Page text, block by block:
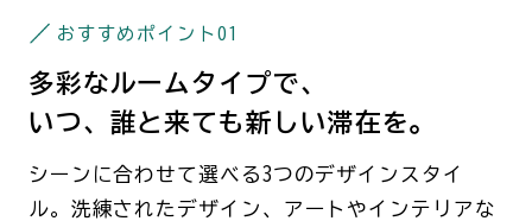
おすすめポイント01
多彩なルームタイプで、
いつ、誰と来ても新しい滞在を。
シーンに合わせて選べる3つのデザインスタイ
ル。洗練されたデザイン、アートやインテリアな